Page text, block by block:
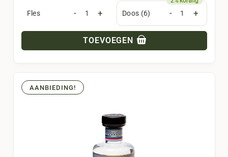
was:
is:
19,95.
Fles - + Doos (6) - +
TOEVOEGEN
AANBIEDING!